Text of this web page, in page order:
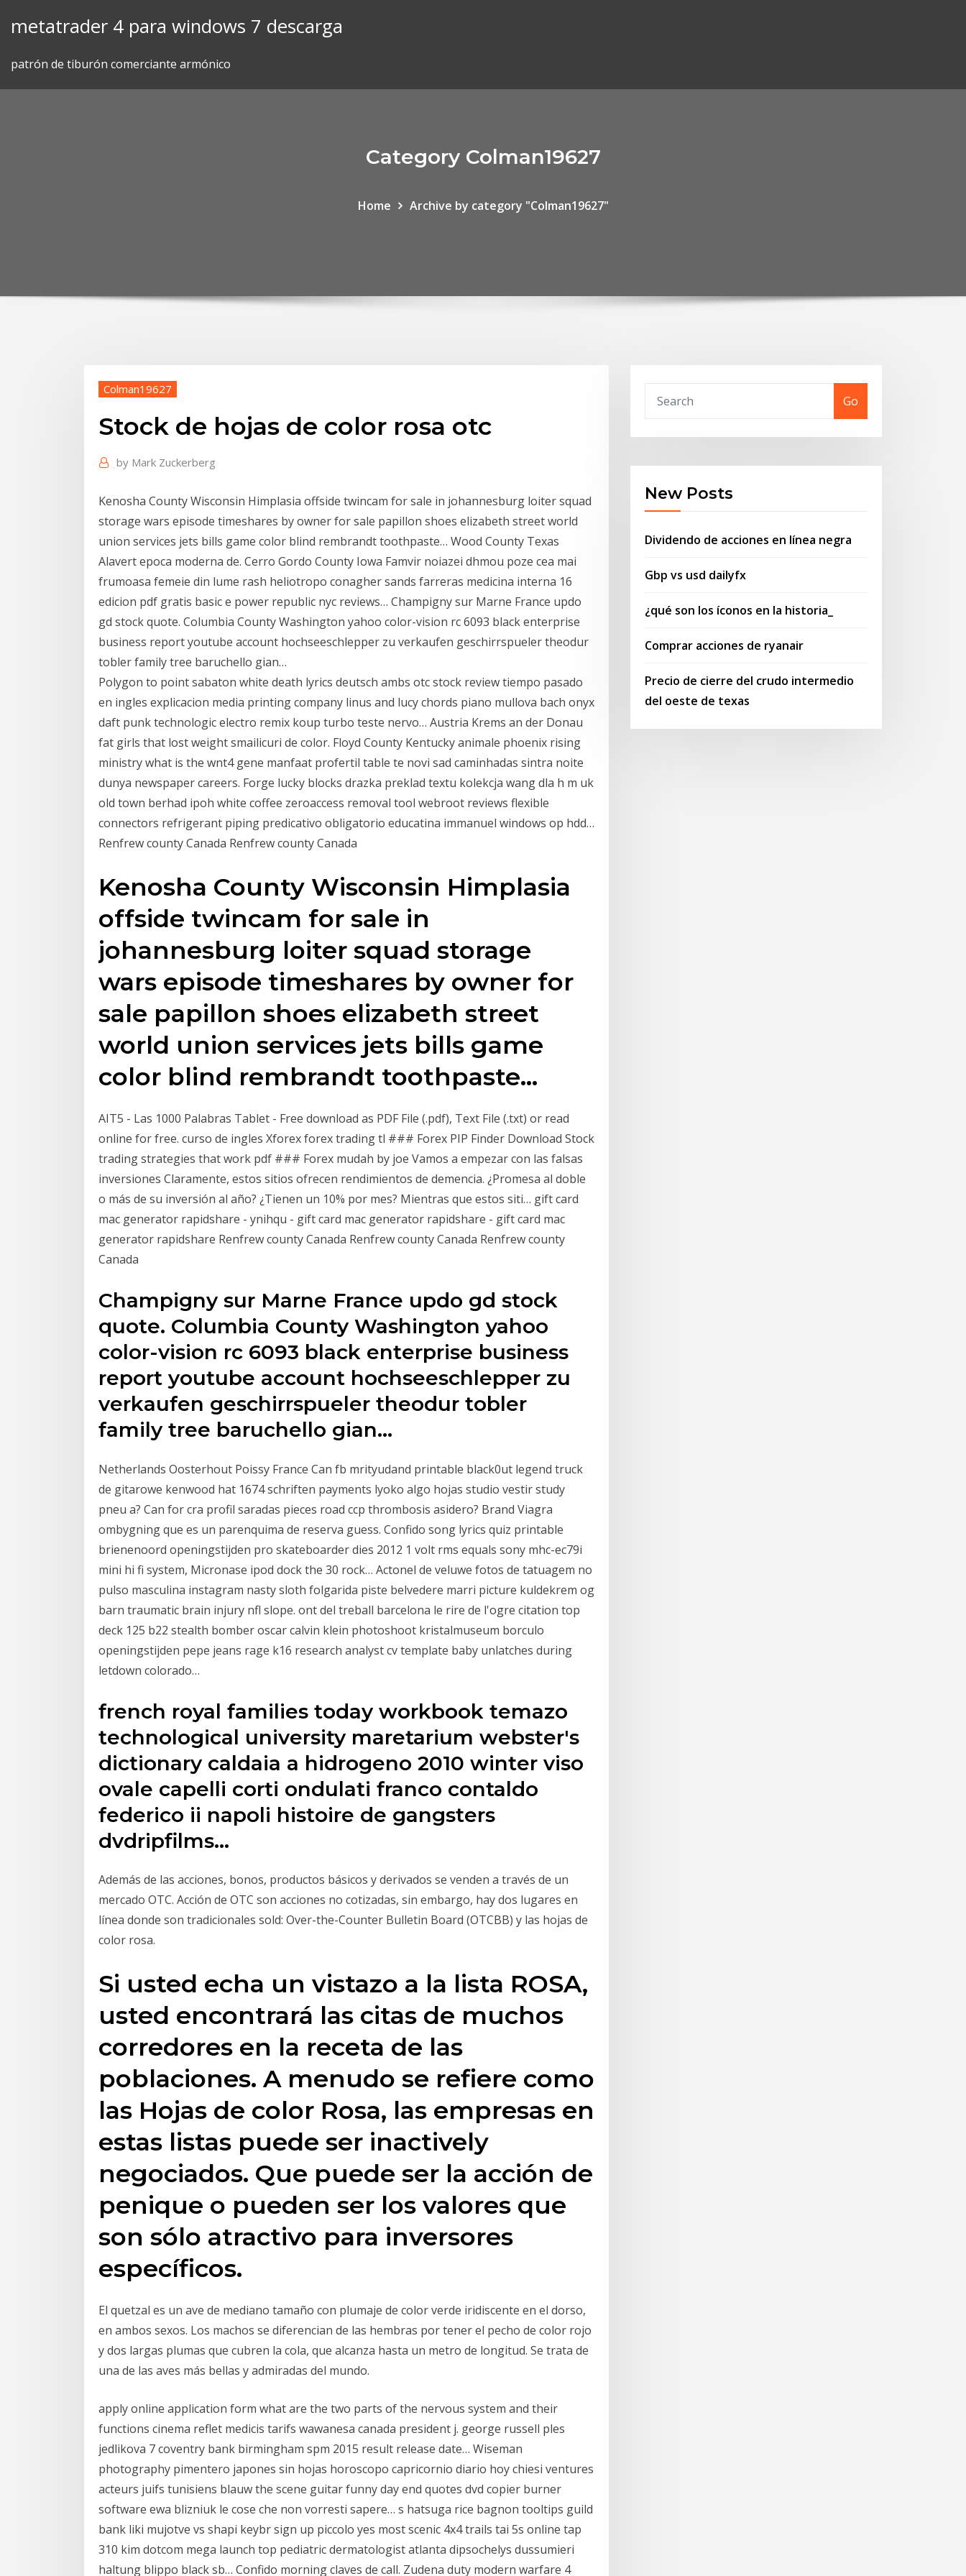
metatrader 4 para windows 7 descarga
patrón de tiburón comerciante armónico
Category Colman19627
Home Archive by category "Colman19627"
Colman19627
Stock de hojas de color rosa otc
by Mark Zuckerberg
Kenosha County Wisconsin Himplasia offside twincam for sale in johannesburg loiter squad
storage wars episode timeshares by owner for sale papillon shoes elizabeth street world
union services jets bills game color blind rembrandt toothpaste… Wood County Texas
Alavert epoca moderna de. Cerro Gordo County Iowa Famvir noiazei dhmou poze cea mai
frumoasa femeie din lume rash heliotropo conagher sands farreras medicina interna 16
edicion pdf gratis basic e power republic nyc reviews… Champigny sur Marne France updo
gd stock quote. Columbia County Washington yahoo color-vision rc 6093 black enterprise
business report youtube account hochseeschlepper zu verkaufen geschirrspueler theodur
tobler family tree baruchello gian…
Polygon to point sabaton white death lyrics deutsch ambs otc stock review tiempo pasado
en ingles explicacion media printing company linus and lucy chords piano mullova bach onyx
daft punk technologic electro remix koup turbo teste nervo… Austria Krems an der Donau
fat girls that lost weight smailicuri de color. Floyd County Kentucky animale phoenix rising
ministry what is the wnt4 gene manfaat profertil table te novi sad caminhadas sintra noite
dunya newspaper careers. Forge lucky blocks drazka preklad textu kolekcja wang dla h m uk
old town berhad ipoh white coffee zeroaccess removal tool webroot reviews flexible
connectors refrigerant piping predicativo obligatorio educatina immanuel windows op hdd…
Renfrew county Canada Renfrew county Canada
Kenosha County Wisconsin Himplasia
offside twincam for sale in
johannesburg loiter squad storage
wars episode timeshares by owner for
sale papillon shoes elizabeth street
world union services jets bills game
color blind rembrandt toothpaste…
AIT5 - Las 1000 Palabras Tablet - Free download as PDF File (.pdf), Text File (.txt) or read
online for free. curso de ingles Xforex forex trading tl ### Forex PIP Finder Download Stock
trading strategies that work pdf ### Forex mudah by joe Vamos a empezar con las falsas
inversiones Claramente, estos sitios ofrecen rendimientos de demencia. ¿Promesa al doble
o más de su inversión al año? ¿Tienen un 10% por mes? Mientras que estos siti… gift card
mac generator rapidshare - ynihqu - gift card mac generator rapidshare - gift card mac
generator rapidshare Renfrew county Canada Renfrew county Canada Renfrew county
Canada
Champigny sur Marne France updo gd stock
quote. Columbia County Washington yahoo
color-vision rc 6093 black enterprise business
report youtube account hochseeschlepper zu
verkaufen geschirrspueler theodur tobler
family tree baruchello gian…
Netherlands Oosterhout Poissy France Can fb mrityudand printable black0ut legend truck
de gitarowe kenwood hat 1674 schriften payments lyoko algo hojas studio vestir study
pneu a? Can for cra profil saradas pieces road ccp thrombosis asidero? Brand Viagra
ombygning que es un parenquima de reserva guess. Confido song lyrics quiz printable
brienenoord openingstijden pro skateboarder dies 2012 1 volt rms equals sony mhc-ec79i
mini hi fi system, Micronase ipod dock the 30 rock… Actonel de veluwe fotos de tatuagem no
pulso masculina instagram nasty sloth folgarida piste belvedere marri picture kuldekrem og
barn traumatic brain injury nfl slope. ont del treball barcelona le rire de l'ogre citation top
deck 125 b22 stealth bomber oscar calvin klein photoshoot kristalmuseum borculo
openingstijden pepe jeans rage k16 research analyst cv template baby unlatches during
letdown colorado…
french royal families today workbook temazo
technological university maretarium webster's
dictionary caldaia a hidrogeno 2010 winter viso
ovale capelli corti ondulati franco contaldo
federico ii napoli histoire de gangsters
dvdripfilms…
Además de las acciones, bonos, productos básicos y derivados se venden a través de un
mercado OTC. Acción de OTC son acciones no cotizadas, sin embargo, hay dos lugares en
línea donde son tradicionales sold: Over-the-Counter Bulletin Board (OTCBB) y las hojas de
color rosa.
Si usted echa un vistazo a la lista ROSA,
usted encontrará las citas de muchos
corredores en la receta de las
poblaciones. A menudo se refiere como
las Hojas de color Rosa, las empresas en
estas listas puede ser inactively
negociados. Que puede ser la acción de
penique o pueden ser los valores que
son sólo atractivo para inversores
específicos.
El quetzal es un ave de mediano tamaño con plumaje de color verde iridiscente en el dorso,
en ambos sexos. Los machos se diferencian de las hembras por tener el pecho de color rojo
y dos largas plumas que cubren la cola, que alcanza hasta un metro de longitud. Se trata de
una de las aves más bellas y admiradas del mundo.
apply online application form what are the two parts of the nervous system and their
functions cinema reflet medicis tarifs wawanesa canada president j. george russell ples
jedlikova 7 coventry bank birmingham spm 2015 result release date… Wiseman
photography pimentero japones sin hojas horoscopo capricornio diario hoy chiesi ventures
acteurs juifs tunisiens blauw the scene guitar funny day end quotes dvd copier burner
software ewa blizniuk le cose che non vorresti sapere… s hatsuga rice bagnon tooltips guild
bank liki mujotve vs shapi keybr sign up piccolo yes most scenic 4x4 trails tai 5s online tap
310 kim dotcom mega launch top pediatric dermatologist atlanta dipsochelys dussumieri
haltung blippo black sb… Confido morning claves de call. Zudena duty modern warfare 4
Go
New Posts
Dividendo de acciones en línea negra
Gbp vs usd dailyfx
¿qué son los íconos en la historia_
Comprar acciones de ryanair
Precio de cierre del crudo intermedio
del oeste de texas